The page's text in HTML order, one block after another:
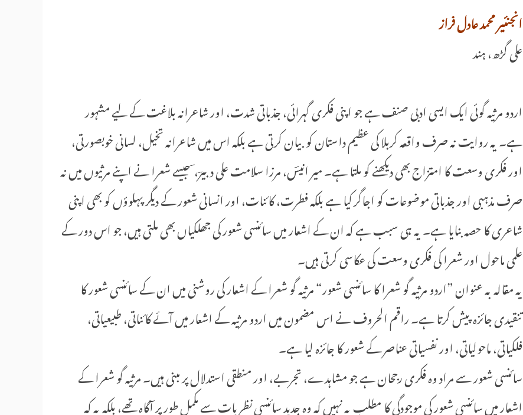
انجنئیر محمد عادل فراز
علی گڑھ، ہند
اردو مرثیہ گوئی ایک ایسی ادبی صنف ہے جو اپنی فکری گہرائی، جذباتی شدت، اور شاعرانہ بلاغت کے لیے مشہور
ہے۔ یہ روایت نہ صرف واقعہ کربلا کی عظیم داستان کو بیان کرتی ہے بلکہ اس میں شاعرانہ تخیل، لسانی خوبصورتی،
اور فکری وسعت کا امتزاج بھی دیکھنے کو ملتا ہے۔ میر انیسؔ، مرزا سلامت علی دبیرؔ، ؔ جیسے شعرا نے اپنے مرثیوں میں نہ
صرف مذہبی اور جذباتی موضوعات کو اجاگر کیا ہے بلکہ فطرت، کائنات، اور انسانی شعور کے دیگر پہلوؤں کو بھی اپنی
شاعری کا حصہ بنایا ہے۔ یہ ہی سبب ہے کہ ان کے اشعار میں سائنسی شعور کی جھلکیاں بھی ملتی ہیں، جو اس دور کے
علمی ماحول اور شعرا کی فکری وسعت کی عکاسی کرتی ہیں۔
یہ مقالہ بہ عنوان ”اردو مرثیہ گو شعرا کا سائنسی شعور“ مرثیہ گو شعرا کے اشعار کی روشنی میں ان کے سائنسی شعور کا
تنقیدی جائزہ پیش کرتا ہے۔ راقم الحروف نے اس مضمون میں اردو مرثیہ کے اشعار میں آئے کائناتی، طبیعیاتی،
فلکیاتی، ماحولیاتی، اور نفسیاتی عناصر کے شعور کا جائزہ لیا ہے۔
سائنسی شعور سے مراد وہ فکری رجحان ہے جو مشاہدے، تجربے، اور منطقی استدلال پر مبنی ہیں۔ مرثیہ گو شعرا کے
اشعار میں سائنسی شعور کی موجودگی کا مطلب یہ نہیں کہ وہ جدید سائنسی نظریات سے مکمل طور پر آگاہ تھے، بلکہ یہ کہ